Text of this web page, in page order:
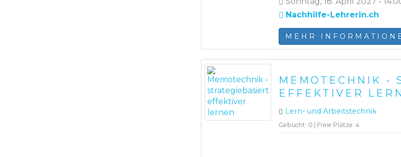
Nachhilfe-Lehrerin.ch
MEHR
MEMOTECHNIK -
EFFEKTIVER
Lern- und Arbeitstechnik
Gebucht: 0 | Freie Plätze: 4